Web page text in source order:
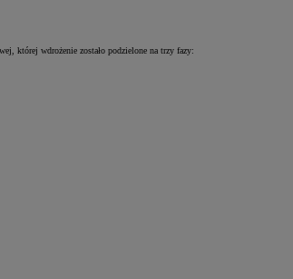
której wdrożenie zostało podzielone na trzy fazy: